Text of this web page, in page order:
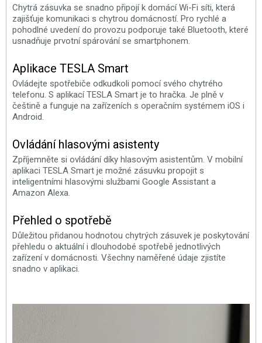
Chytrá zásuvka se snadno připojí k domácí Wi-Fi síti, která
zajišťuje komunikaci s chytrou domácností. Pro rychlé a
pohodlné uvedení do provozu podporuje také Bluetooth, které
usnadňuje prvotní spárování se smartphonem.
Aplikace TESLA Smart
Ovládejte spotřebiče odkudkoli pomocí svého chytrého
telefonu. S aplikací TESLA Smart je to hračka. Je plně v
češtině a funguje na zařízeních s operačním systémem iOS i
Android.
Ovládání hlasovými asistenty
Zpříjemněte si ovládání díky hlasovým asistentům. V mobilní
aplikaci TESLA Smart je možné zásuvku propojit s
inteligentními hlasovými službami Google Assistant a
Amazon Alexa.
Přehled o spotřebě
Důležitou přidanou hodnotou chytrých zásuvek je poskytování
přehledu o aktuální i dlouhodobé spotřebě jednotlivých
zařízení v domácnosti. Všechny naměřené údaje zjistíte
snadno v aplikaci.